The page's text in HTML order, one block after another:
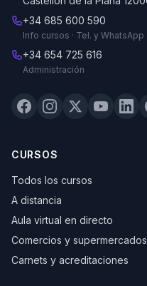
+34 685 600 590
Info cursos · Tel. y WhatsApp
+34 654 725 616
Administración
CURSOS
Todos los cursos
A distancia
Aula virtual en directo
Comercios y supermercados
Carnets y acreditaciones